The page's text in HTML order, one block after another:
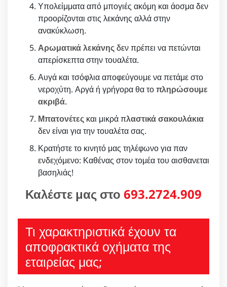
Υπολείμματα από μπογιές ακόμη και άοσμα δεν
προορίζονται στις λεκάνης αλλά στην
ανακύκλωση.
Αρωματικά λεκάνηςδεν πρέπει να πετώνται
απερίσκεπτα στην τουαλέτα.
Αυγά και τσόφλια αποφεύγουμε να πετάμε στο
νεροχύτη. Αργά ή γρήγορα θα τοπληρώσουμε
ακριβά.
Μπατονέτες και μικρά πλαστικά σακουλάκια
δεν είναι για την τουαλέτα σας.
Κρατήστε το κινητό μας τηλέφωνο για παν
ενδεχόμενο: Καθένας στον τομέα του αισθανεται
βασηλιάς!
Καλέστε μας στο 693.2724.909
Τι χαρακτηριστικά έχουν τα
αποφρακτικά οχήματα της
εταιρείας μας;